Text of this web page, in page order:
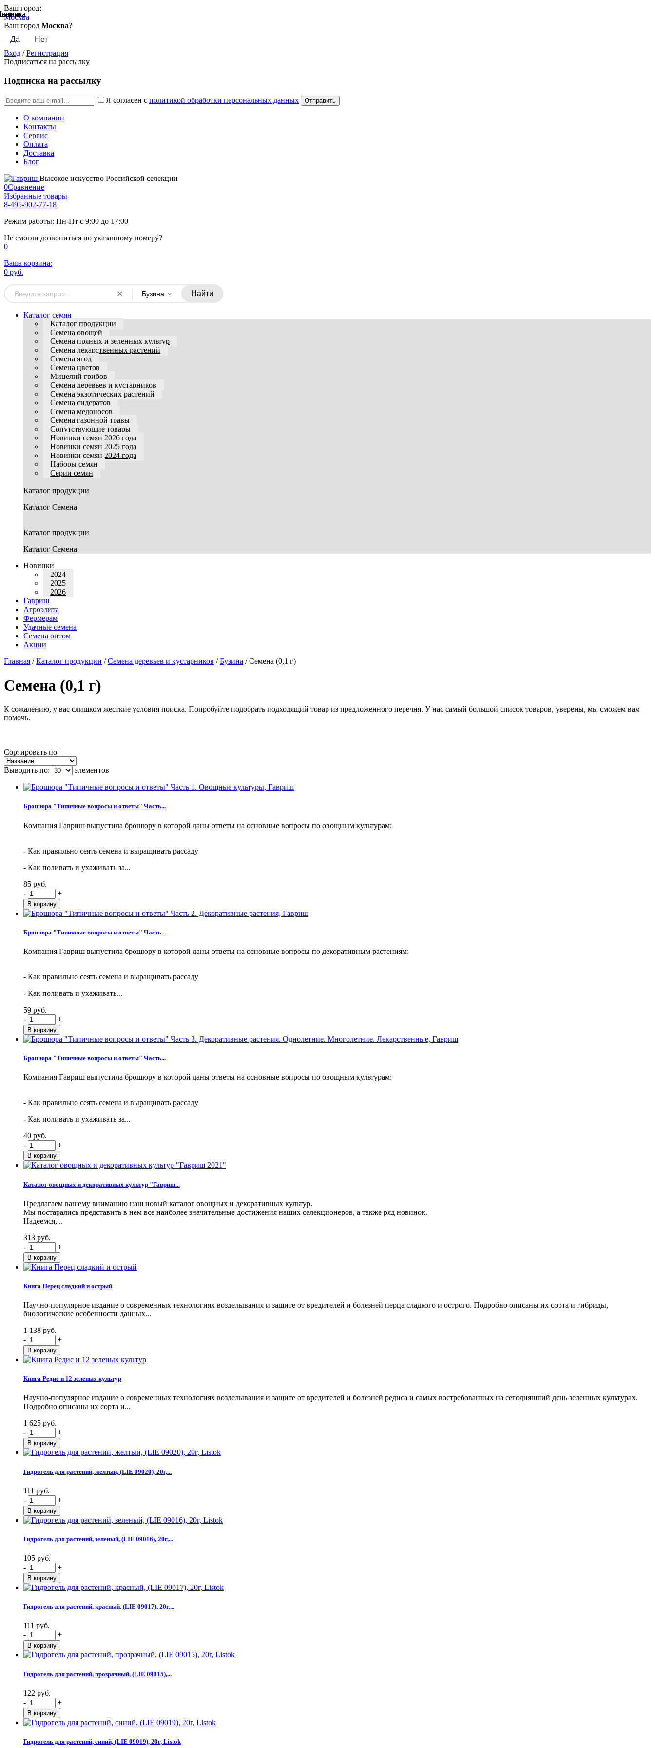
Ваш город:
Москва
Ваш город Москва?
Вход /Регистрация
Подписаться на рассылку
Подписка на рассылку
Я согласен с политикой обработки персональных данных
О компании
Контакты
Сервис
Оплата
Доставка
Блог
Высокое искусство Российской селекции
0Сравнение
Избранные товары
8-495-902-77-18
Режим работы: Пн-Пт с 9:00 до 17:00
Не смогли дозвониться по указанному номеру?
0
Ваша корзина:
0 руб.
Бузина Найти
Каталог семян
Каталог продукции
Семена овощей
Семена пряных и зеленных культур
Семена лекарственных растений
Семена ягод
Семена цветов
Мицелий грибов
Семена деревьев и кустарников
Семена экзотических растений
Семена сидератов
Семена медоносов
Семена газонной травы
Сопутствующие товары
Новинки семян 2026 года
Новинки семян 2025 года
Новинки семян 2024 года
Наборы семян
Серии семян
Каталог продукции
Каталог Семена
Каталог продукции
Каталог Семена
Новинки
2024
2025
2026
Гавриш
Агроэлита
Фермерам
Удачные семена
Семена оптом
Акции
Главная /Каталог продукции /Семена деревьев и кустарников /Бузина /Семена (0,1 г)
Семена (0,1 г)
К сожалению, у вас слишком жесткие условия поиска. Попробуйте подобрать подходящий товар из предложенного перечня. У нас самый большой список товаров, уверены, мы сможем вам
помочь.
Сортировать по:
Выводить по: элементов
Брошюра "Типичные вопросы и ответы" Часть...
Компания Гавриш выпустила брошюру в которой даны ответы на основные вопросы по овощным культурам:
- Как правильно сеять семена и выращивать рассаду
- Как поливать и ухаживать за...
85 руб.
-
+
Брошюра "Типичные вопросы и ответы" Часть...
Компания Гавриш выпустила брошюру в которой даны ответы на основные вопросы по декоративным растениям:
- Как правильно сеять семена и выращивать рассаду
- Как поливать и ухаживать...
59 руб.
-
+
Брошюра "Типичные вопросы и ответы" Часть...
Компания Гавриш выпустила брошюру в которой даны ответы на основные вопросы по овощным культурам:
- Как правильно сеять семена и выращивать рассаду
- Как поливать и ухаживать за...
40 руб.
-
+
Каталог овощных и декоративных культур "Гавриш...
Предлагаем вашему вниманию наш новый каталог овощных и декоративных культур.
Мы постарались представить в нем все наиболее значительные достижения наших селекционеров, а также ряд новинок.
Надеемся,...
313 руб.
-
+
Книга Перец сладкий и острый
Научно-популярное издание о современных технологиях возделывания и защите от вредителей и болезней перца сладкого и острого. Подробно описаны их сорта и гибриды,
биологические особенности данных...
1 138 руб.
-
+
Книга Редис и 12 зеленых культур
Научно-популярное издание о современных технологиях возделывания и защите от вредителей и болезней редиса и самых востребованных на сегодняшний день зеленных культурах.
Подробно описаны их сорта и...
1 625 руб.
-
+
Гидрогель для растений, желтый, (LIE 09020), 20г,...
111 руб.
-
+
Гидрогель для растений, зеленый, (LIE 09016), 20г,...
105 руб.
-
+
Гидрогель для растений, красный, (LIE 09017), 20г,...
111 руб.
-
+
Гидрогель для растений, прозрачный, (LIE 09015),...
122 руб.
-
+
Гидрогель для растений, синий, (LIE 09019), 20г, Listok